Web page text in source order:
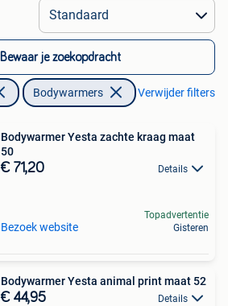
Alle afstanden…
Bewaar je zoekopdracht
Bodywarmers Verwijder filters
Bodywarmer Yesta zachte kraag maat
50
€ 71,20 Details
Bezoek website
Topadvertentie
Gisteren
Bodywarmer Yesta animal print maat 52
€ 44,95 Details